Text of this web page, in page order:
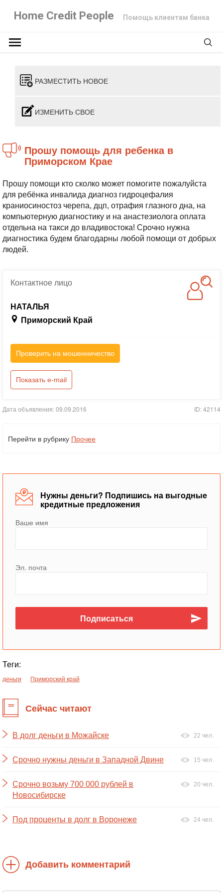
Home Credit People Помощь клиентам банка
РАЗМЕСТИТЬ НОВОЕ
ИЗМЕНИТЬ СВОЕ
Прошу помощь для ребенка в
Приморском Крае
Прошу помощи кто сколко может помогите пожалуйста
для ребёнка инвалида диагноз гидроцефалия
краниосиностоз черепа, дцп, отрафия глазного дна, на
компьютерную диагностику и на анастезиолога оплата
отдельна на такси до владивостока! Срочно нужна
диагностика будем благодарны любой помощи от добрых
людей.
Контактноелицо
НАТАЛЬЯ
Приморский Край
Проверить на мошенничество
Показать e-mail
Дата объявления: 09.09.2016 ID: 42114
Перейти в рубрику Прочее
Нужны деньги? Подпишись на выгодные
кредитные предложения
Ваше имя
Эл. почта
Теги:
деньги Приморский край
Сейчас читают
В долг деньги в Можайске 22 чел.
Срочно нужны деньги в Западной Двине 15 чел.
Срочно возьму 700 000 рублей в
Новосибирске
20 чел.
Под проценты в долг в Воронеже 24 чел.
Добавить комментарий